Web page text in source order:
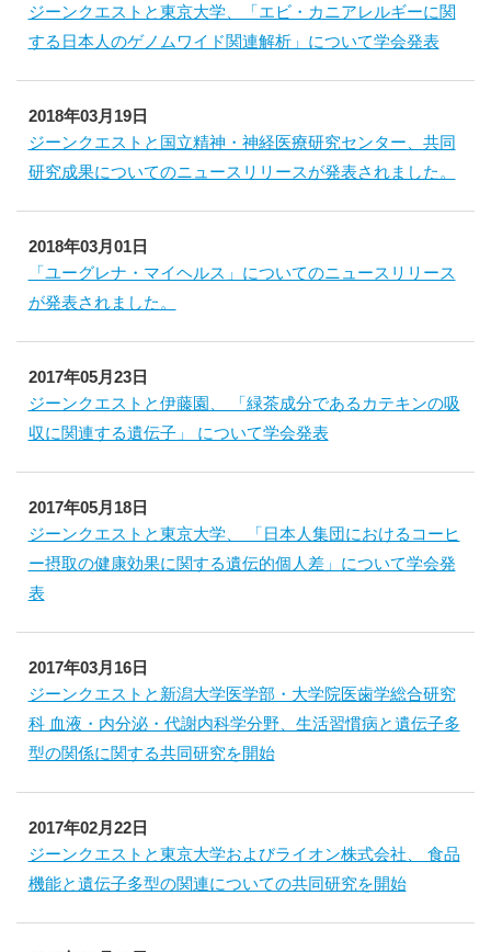
ジーンクエストと東京大学、「エビ・カニアレルギーに関
する日本人のゲノムワイド関連解析」について学会発表
2018年03月19日
ジーンクエストと国立精神・神経医療研究センター、共同
研究成果についてのニュースリリースが発表されました。
2018年03月01日
「ユーグレナ・マイヘルス」についてのニュースリリース
が発表されました。
2017年05月23日
ジーンクエストと伊藤園、 「緑茶成分であるカテキンの吸
収に関連する遺伝子」 について学会発表
2017年05月18日
ジーンクエストと東京大学、 「日本人集団におけるコーヒ
ー摂取の健康効果に関する遺伝的個人差」について学会発
表
2017年03月16日
ジーンクエストと新潟大学医学部・大学院医歯学総合研究
科 血液・内分泌・代謝内科学分野、生活習慣病と遺伝子多
型の関係に関する共同研究を開始
2017年02月22日
ジーンクエストと東京大学およびライオン株式会社、 食品
機能と遺伝子多型の関連についての共同研究を開始